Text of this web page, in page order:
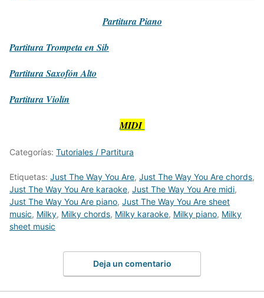
PartituraPiano
Partitura Trompeta en Sib
PartituraSaxofón Alto
Partitura Violín
MIDI
Categorías: Tutoriales / Partitura
Etiquetas: Just The Way You Are, Just The Way You Are chords,
Just The Way You Are karaoke, Just The Way You Are midi,
Just The Way You Are piano, Just The Way You Are sheet
music, Milky, Milky chords, Milky karaoke, Milky piano, Milky
sheet music
Deja un comentario